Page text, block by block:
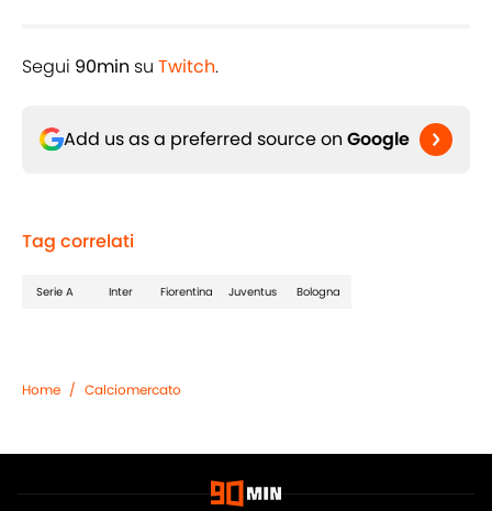
Segui 90min su Twitch.
Add us as a preferred source on Google
Tag correlati
Serie A Inter Fiorentina Juventus Bologna
Home / Calciomercato